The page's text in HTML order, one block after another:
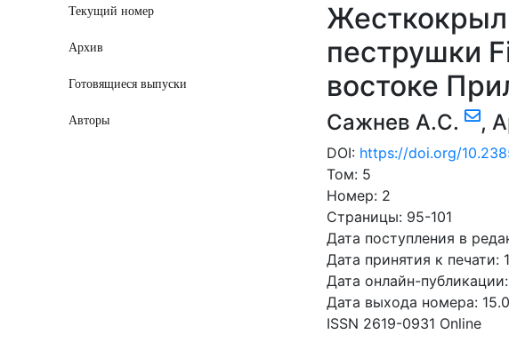
Текущий номер
Архив
Готовящиеся выпуски
Авторы
пеструшки
востоке
Сажнев А.С. ,
DOI: https://doi.org/
Том: 5
Номер: 2
Страницы: 95-101
Дата поступления в
Дата принятия к печати:
Дата онлайн-
Дата выхода номера:
ISSN 2619-0931 Online